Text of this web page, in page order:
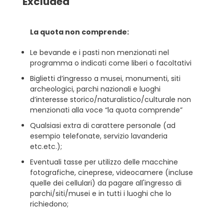
La quota non comprende:
Le bevande e i pasti non menzionati nel
programma o indicati come liberi o facoltativi
Biglietti d’ingresso a musei, monumenti, siti
archeologici, parchi nazionali e luoghi
d’interesse storico/naturalistico/culturale non
menzionati alla voce “la quota comprende”
Qualsiasi extra di carattere personale (ad
esempio telefonate, servizio lavanderia
etc.etc.);
Eventuali tasse per utilizzo delle macchine
fotografiche, cineprese, videocamere (incluse
quelle dei cellulari) da pagare all'ingresso di
parchi/siti/musei e in tutti i luoghi che lo
richiedono;